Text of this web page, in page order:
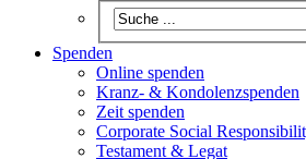
Spenden
Online spenden
Kranz- & Kondolenzspenden
Zeit spenden
Corporate Social
Testament & Legat